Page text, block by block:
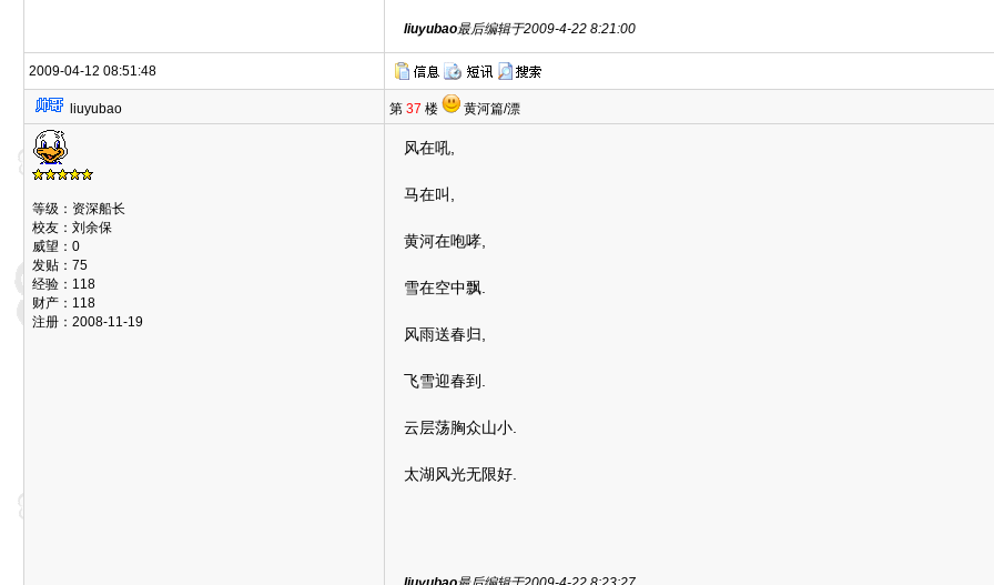
liuyubao最后编辑于2009-4-22 8:21:00
2009-04-12 08:51:48
liuyubao 第 37 楼 黄河篇/漂
等级：资深船长
校友：刘余保
威望：0
发贴：75
经验：118
财产：118
注册：2008-11-19
风在吼,
马在叫,
黄河在咆哮,
雪在空中飘.
风雨送春归,
飞雪迎春到.
云层荡胸众山小.
太湖风光无限好.